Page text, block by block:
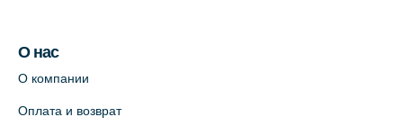
О нас
О компании
Оплата и возврат